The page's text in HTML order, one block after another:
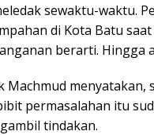
sewaktu-waktu.
di Kota Batu
berarti. Hingga
Machmud menyatakan,
permasalahan itu
tindakan.